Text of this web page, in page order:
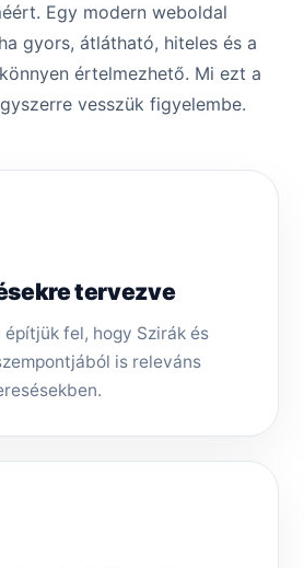
Egy modern weboldal
gyors, átlátható, hiteles és a
értelmezhető. Mi ezt a
vesszük figyelembe.
tervezve
fel, hogy Szirák és
is releváns